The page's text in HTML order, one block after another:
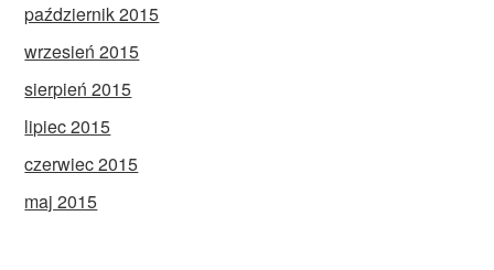
październik 2015
wrzesień 2015
sierpień 2015
lipiec 2015
czerwiec 2015
maj 2015